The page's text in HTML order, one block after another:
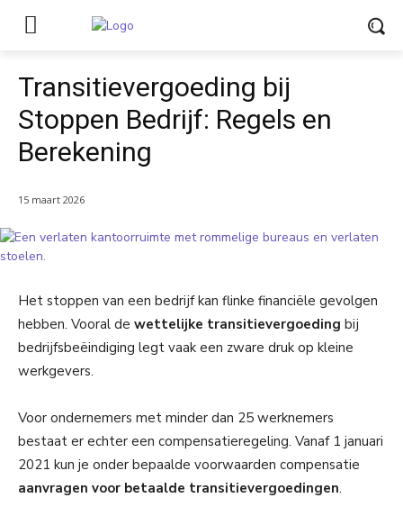
Transitievergoeding bij
Stoppen Bedrijf: Regels en
Berekening
15 maart 2026
Het stoppen van een bedrijf kan flinke financiële gevolgen
hebben. Vooral de wettelijke transitievergoeding bij
bedrijfsbeëindiging legt vaak een zware druk op kleine
werkgevers.
Voor ondernemers met minder dan 25 werknemers
bestaat er echter een compensatieregeling. Vanaf 1 januari
2021 kun je onder bepaalde voorwaarden compensatie
aanvragen voor betaalde transitievergoedingen.